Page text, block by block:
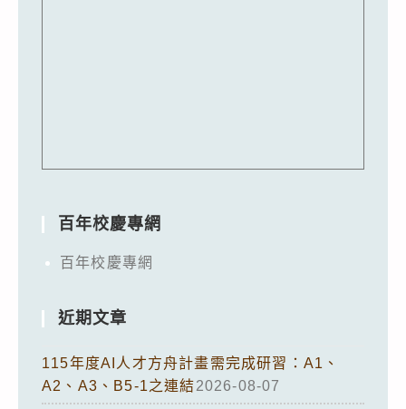
百年校慶專網
百年校慶專網
近期文章
115年度AI人才方舟計畫需完成研習：A1、
A2、A3、B5-1之連結2026-08-07